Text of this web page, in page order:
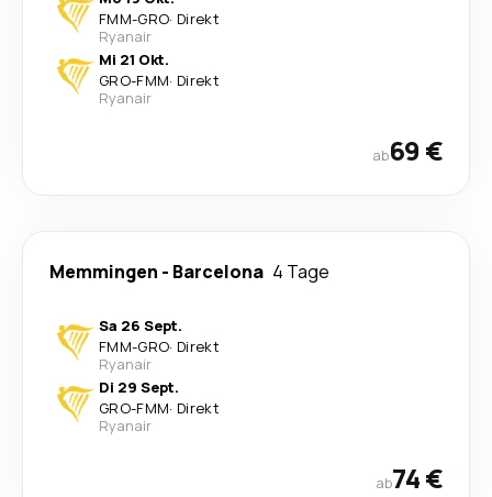
FMM-GRO· Direkt
Ryanair
Mi 21 Okt.
GRO-FMM· Direkt
Ryanair
ab69 €
Memmingen - Barcelona 4 Tage
Sa 26 Sept.
FMM-GRO· Direkt
Ryanair
Di 29 Sept.
GRO-FMM· Direkt
Ryanair
ab74 €